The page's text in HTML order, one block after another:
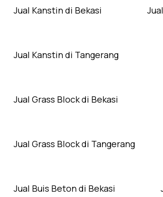
Jual Kanstin di Bekasi
Jual Kanstin di Tangerang
Jual Grass Block di Bekasi
Jual Grass Block di Tangerang
Jual Buis Beton di Bekasi